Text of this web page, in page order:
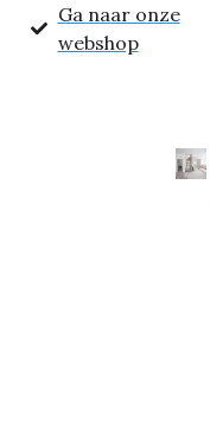
Ga naar onze
webshop